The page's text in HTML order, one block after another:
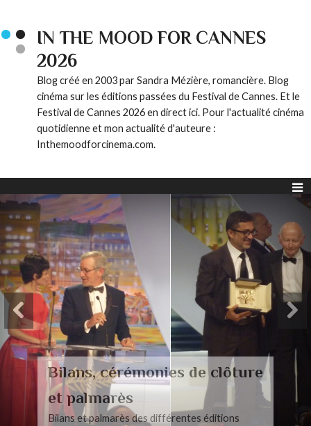
IN THE MOOD FOR CANNES
2026
Blog créé en 2003 par Sandra Mézière, romancière. Blog
cinéma sur les éditions passées du Festival de Cannes. Et le
Festival de Cannes 2026 en direct ici. Pour l'actualité cinéma
quotidienne et mon actualité d'auteure :
Inthemoodforcinema.com.
Bilans, cérémonies de clôture
et palmarès
Bilans et palmarès des différentes éditions